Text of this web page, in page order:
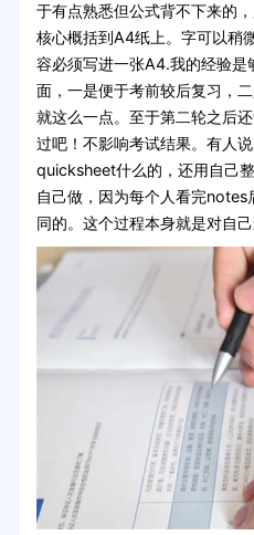
于有点熟悉但公式背不下来的
核心概括到A4纸上。字可以稍
容必须写进一张A4.我的经验是
面，一是便于考前较后复习，
就这么一点。至于第二轮之后
过吧！不影响考试结果。有人
quicksheet什么的，还用自己
自己做，因为每个人看完
同的。这个过程本身就是对自己